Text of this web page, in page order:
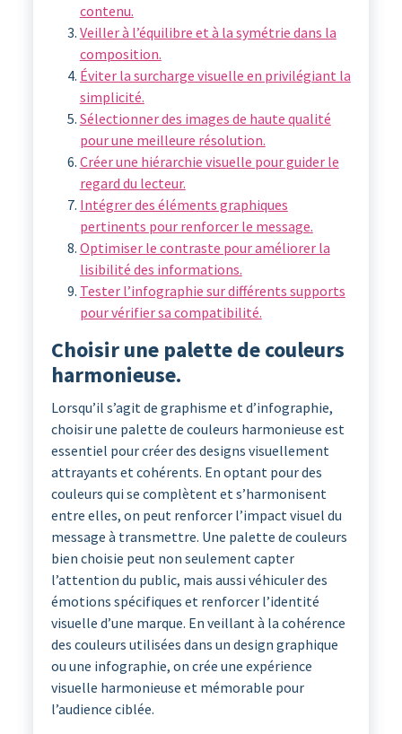
contenu.
Veiller à l’équilibre et à la symétrie dans la
composition.
Éviter la surcharge visuelle en privilégiant la
simplicité.
Sélectionner des images de haute qualité
pour une meilleure résolution.
Créer une hiérarchie visuelle pour guider le
regard du lecteur.
Intégrer des éléments graphiques
pertinents pour renforcer le message.
Optimiser le contraste pour améliorer la
lisibilité des informations.
Tester l’infographie sur différents supports
pour vérifier sa compatibilité.
Choisir une palette de couleurs
harmonieuse.
Lorsqu’il s’agit de graphisme et d’infographie,
choisir une palette de couleurs harmonieuse est
essentiel pour créer des designs visuellement
attrayants et cohérents. En optant pour des
couleurs qui se complètent et s’harmonisent
entre elles, on peut renforcer l’impact visuel du
message à transmettre. Une palette de couleurs
bien choisie peut non seulement capter
l’attention du public, mais aussi véhiculer des
émotions spécifiques et renforcer l’identité
visuelle d’une marque. En veillant à la cohérence
des couleurs utilisées dans un design graphique
ou une infographie, on crée une expérience
visuelle harmonieuse et mémorable pour
l’audience ciblée.